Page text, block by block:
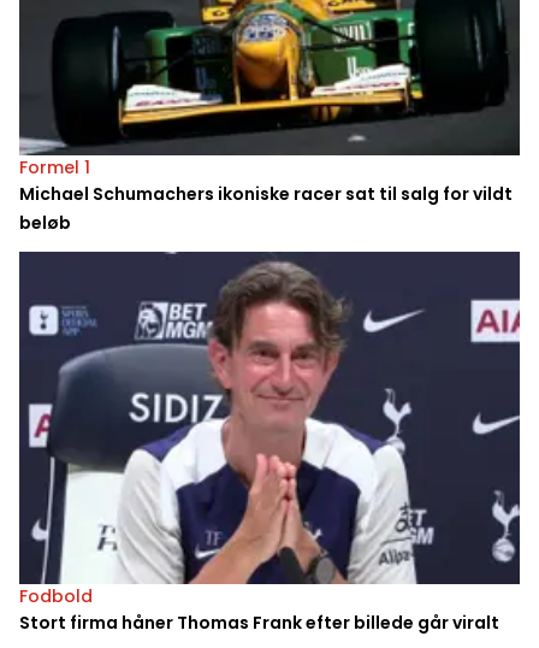
Formel 1
Michael Schumachers ikoniske racer sat til salg for vildt
beløb
Fodbold
Stort firma håner Thomas Frank efter billede går viralt